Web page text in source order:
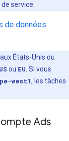
service.
de données
États-Unis ou
USou EU. Si vous
west1, les tâches
Ads